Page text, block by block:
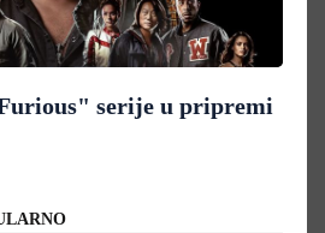
serije u pripremi